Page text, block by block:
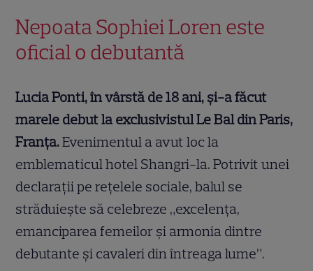
Nepoata Sophiei Loren este
oficial o debutantă
Lucia Ponti, în vârstă de 18 ani, și-a făcut
marele debut la exclusivistul Le Bal din Paris,
Franța.Evenimentul a avut loc la
emblematicul hotel Shangri-la. Potrivit unei
declarații pe rețelele sociale, balul se
străduiește să celebreze „excelența,
emanciparea femeilor și armonia dintre
debutante și cavaleri din întreaga lume”.